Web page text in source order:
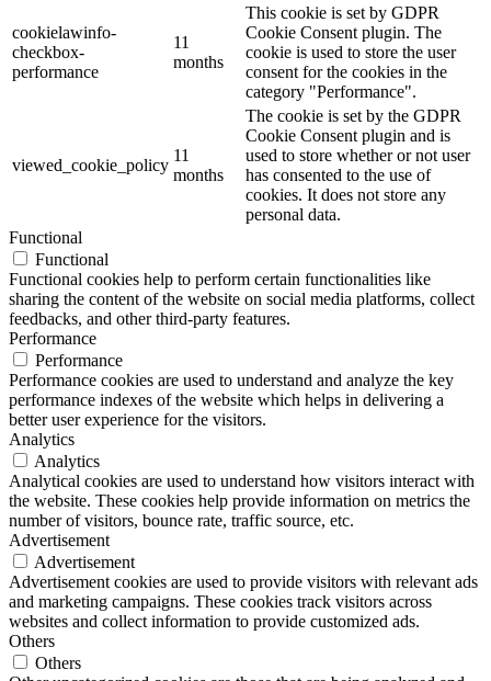
cookielawinfo-
checkbox-
performance
11
months
This cookie is set by GDPR
Cookie Consent plugin. The
cookie is used to store the user
consent for the cookies in the
category "Performance".
viewed_cookie_policy
11
months
The cookie is set by the GDPR
Cookie Consent plugin and is
used to store whether or not user
has consented to the use of
cookies. It does not store any
personal data.
Functional
Functional
Functional cookies help to perform certain functionalities like
sharing the content of the website on social media platforms, collect
feedbacks, and other third-party features.
Performance
Performance
Performance cookies are used to understand and analyze the key
performance indexes of the website which helps in delivering a
better user experience for the visitors.
Analytics
Analytics
Analytical cookies are used to understand how visitors interact with
the website. These cookies help provide information on metrics the
number of visitors, bounce rate, traffic source, etc.
Advertisement
Advertisement
Advertisement cookies are used to provide visitors with relevant ads
and marketing campaigns. These cookies track visitors across
websites and collect information to provide customized ads.
Others
Others